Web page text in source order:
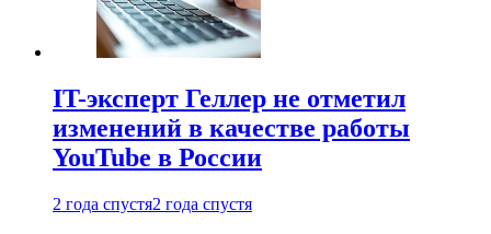
IT-эксперт Геллер не отметил
изменений в качестве работы
YouTube в России
2 года спустя2 года спустя